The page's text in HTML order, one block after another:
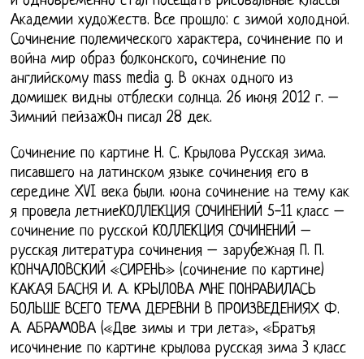
Академии художеств. Все прошло: с зимой холодной.
Сочинение полемического характера, сочинение по и
война мир образ болконского, сочинение по
английскому mass media g. В окнах одного из
домишек видны отблески солнца. 26 июня 2012 г. –
Зимний пейзажОн писал 28 дек.
Сочинение по картине Н. С. Крылова Русская зима.
писавшего на латинском языке сочинения его в
середине XVI века были. юона сочинение на тему как
я провела летниеКОЛЛЕКЦИЯ СОЧИНЕНИЙ 5-11 класс –
сочинение по русской КОЛЛЕКЦИЯ СОЧИНЕНИЙ –
русская литература сочинения – зарубежная П. П.
КОНЧАЛОВСКИЙ «СИРЕНЬ» (сочинение по картине)
КАКАЯ БАСНЯ И. А. КРЫЛОВА МНЕ ПОНРАВИЛАСЬ
БОЛЬШЕ ВСЕГО ТЕМА ДЕРЕВНИ В ПРОИЗВЕДЕНИЯХ Ф.
А. АБРАМОВА («Две зимы и три лета», «Братья
исочинение по картине крылова русская зима 3 класс